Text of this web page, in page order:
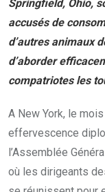
Springfield, Ohio,
accusés de
d’autres animaux
d’aborder
compatriotes les
A New York, le
effervescence
l’Assemblée
où les dirigeants